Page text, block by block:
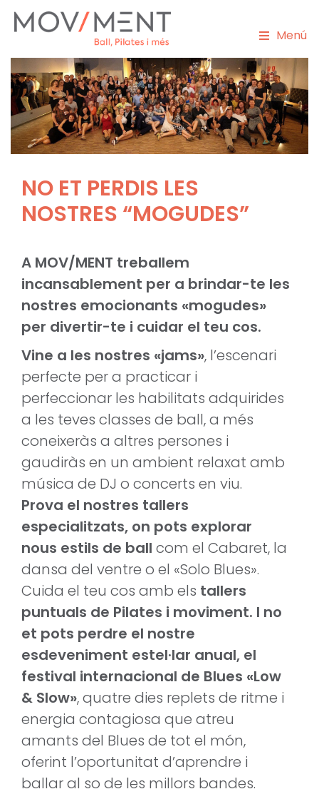
Menú
NO ET PERDIS LES
NOSTRES “MOGUDES”
A MOV/MENT treballem
incansablement per a brindar-te les
nostres emocionants «mogudes»
per divertir-te i cuidar el teu cos.
Vine a les nostres «jams», l’escenari
perfecte per a practicar i
perfeccionar les habilitats adquirides
a les teves classes de ball, a més
coneixeràs a altres persones i
gaudiràs en un ambient relaxat amb
música de DJ o concerts en viu.
Prova el nostres tallers
especialitzats, on pots explorar
nous estils de ball com el Cabaret, la
dansa del ventre o el «Solo Blues».
Cuida el teu cos amb els tallers
puntuals de Pilates i moviment. I no
et pots perdre el nostre
esdeveniment estel·lar anual, el
festival internacional de Blues «Low
& Slow», quatre dies replets de ritme i
energia contagiosa que atreu
amants del Blues de tot el món,
oferint l’oportunitat d’aprendre i
ballar al so de les millors bandes.